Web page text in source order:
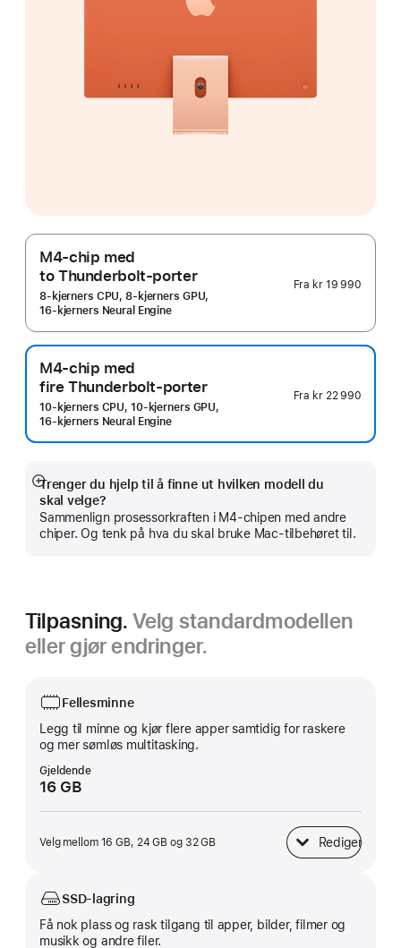
M4-chip med
to Thunderbolt-porter
8-kjerners CPU, 8-kjerners GPU,
16-kjerners Neural Engine
Fra kr 19 990
M4-chip med
fire Thunderbolt-porter
10-kjerners CPU, 10-kjerners GPU,
16-kjerners Neural Engine
Fra kr 22 990
Trenger du hjelp til å finne ut hvilken modell du
skal velge?
Sammenlign prosessor­kraften i M4-chipen med andre
chiper. Og tenk på hva du skal bruke Mac-tilbehøret til.
Mer
Tilpasning. Velg standardmodellen
eller gjør endringer.
Fellesminne
Legg til minne og kjør flere apper samtidig for raskere
og mer sømløs multitasking.
Gjeldende
16 GB
Velg mellom 16 GB, 24 GB og 32 GB Rediger
Fellesminne
SSD-lagring
Få nok plass og rask tilgang til apper, bilder, filmer og
musikk og andre filer.